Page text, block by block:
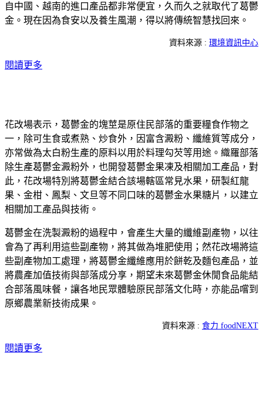
自中國、越南的進口產品都非常便宜，久而久之就取代了葛鬱
金。現在因為食安以及養生風潮，得以將傳統智慧找回來。
資料來源 : 環境資訊中心
閱讀更多
花改場表示，葛鬱金的塊莖是原住民部落的重要糧食作物之
一，除可生食或煮熟、炒食外，因富含澱粉、纖維質等成分，
亦常做為太白粉生產的原料以用於料理勾芡等用途。織羅部落
除生產葛鬱金澱粉外，也開發葛鬱金果凍及相關加工產品，對
此，花改場特別將葛鬱金結合該場轄區常見水果，研製紅龍
果、金柑、鳳梨、文旦等不同口味的葛鬱金水果糖片，以建立
相關加工產品與技術。
葛鬱金在洗製澱粉的過程中，會產生大量的纖維副產物，以往
會為了再利用這些副產物，將其做為堆肥使用；然花改場將這
些副產物加工處理，將葛鬱金纖維應用於餅乾及麵包產品，並
將農產加值技術與部落成分享，期望未來葛鬱金休閒食品能結
合部落風味餐，讓各地民眾體驗原民部落文化時，亦能品嚐到
原鄉農業新技術成果。
資料來源 : 食力 foodNEXT
閱讀更多